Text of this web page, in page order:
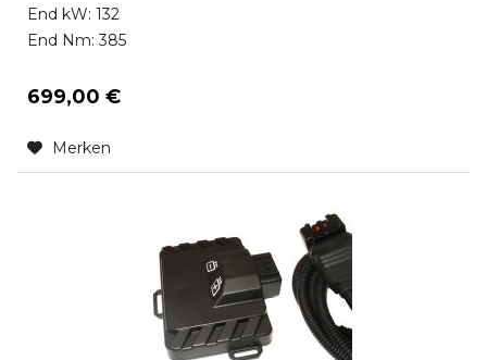
End kW: 132
End Nm: 385
699,00 €
Merken